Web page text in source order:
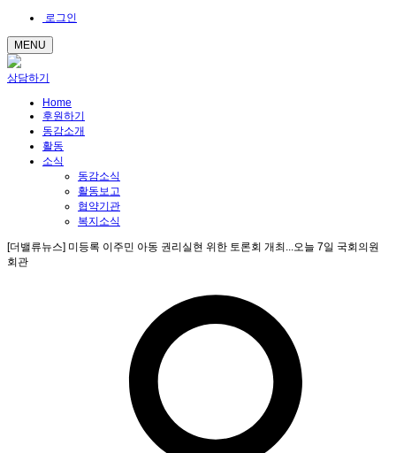
로그인
MENU
상담하기
Home
후원하기
동감소개
활동
소식
동감소식
활동보고
협약기관
복지소식
[더밸류뉴스] 미등록 이주민 아동 권리실현 위한 토론회 개최...오늘 7일 국회의원
회관